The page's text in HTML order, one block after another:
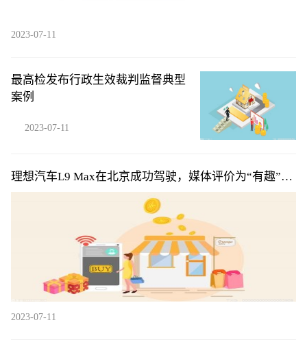
2023-07-11
最高检发布行政生效裁判监督典型
案例
2023-07-11
理想汽车L9 Max在北京成功驾驶，媒体评价为“有趣”、
“好玩”
2023-07-11